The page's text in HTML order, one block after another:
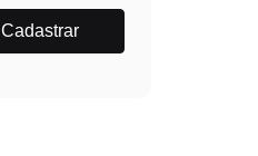
Cadastrar